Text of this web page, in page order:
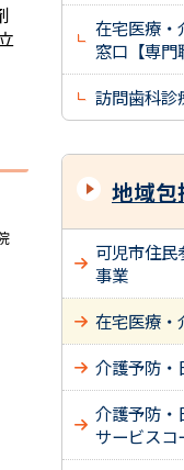
在宅医療・
窓口【専門
訪問歯科診
地域包
可児市住民
事業
在宅医療・
介護予防・
介護予防・
サービスコ